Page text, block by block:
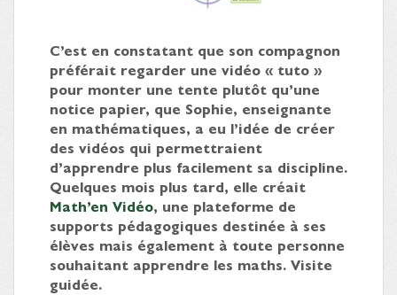
C’est en constatant que son compagnon
préférait regarder une vidéo « tuto »
pour monter une tente plutôt qu’une
notice papier, que Sophie, enseignante
en mathématiques, a eu l’idée de créer
des vidéos qui permettraient
d’apprendre plus facilement sa discipline.
Quelques mois plus tard, elle créait
Math’en Vidéo, une plateforme de
supports pédagogiques destinée à ses
élèves mais également à toute personne
souhaitant apprendre les maths. Visite
guidée.